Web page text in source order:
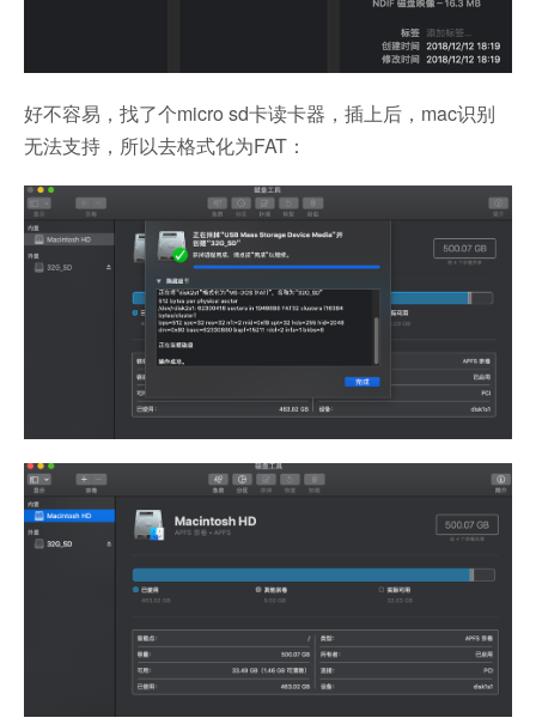
好不容易，找了个micro sd卡读卡器，插上后，mac识别
无法支持，所以去格式化为FAT：